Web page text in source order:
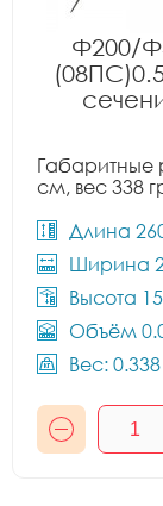
Ф200/
Габаритные
см, вес 338
Длина
Ширина
Высота
Объём
Вес: 0.338